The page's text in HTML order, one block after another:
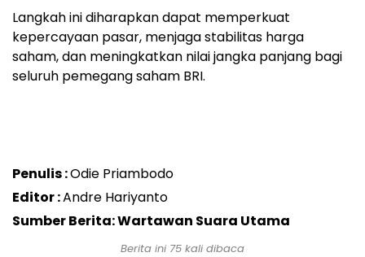
Langkah ini diharapkan dapat memperkuat
kepercayaan pasar, menjaga stabilitas harga
saham, dan meningkatkan nilai jangka panjang bagi
seluruh pemegang saham BRI.
Penulis :Odie Priambodo
Editor :Andre Hariyanto
Sumber Berita: Wartawan Suara Utama
Berita ini 75 kali dibaca